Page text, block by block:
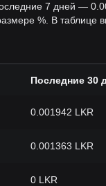
7 дней —
%. В таблице
Последние 30
0.001942 LKR
0.001363 LKR
0 LKR